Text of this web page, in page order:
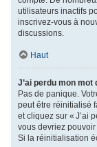
utilisateurs inactifs
inscrivez-vous à
discussions.
Haut
J’ai perdu mon mot
Pas de panique.
peut être réinitialisé
et cliquez sur « J’ai
vous devriez
Si la réinitialisation